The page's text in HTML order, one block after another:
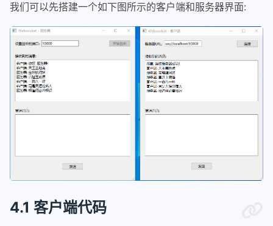
我们可以先搭建一个如下图所示的客户端和服务器界面:
4.1 客户端代码